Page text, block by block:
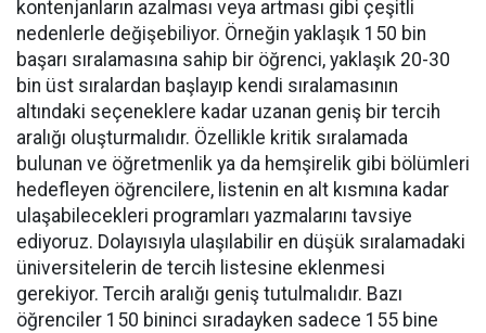
kontenjanların azalması veya artması gibi çeşitli
nedenlerle değişebiliyor. Örneğin yaklaşık 150 bin
başarı sıralamasına sahip bir öğrenci, yaklaşık 20-30
bin üst sıralardan başlayıp kendi sıralamasının
altındaki seçeneklere kadar uzanan geniş bir tercih
aralığı oluşturmalıdır. Özellikle kritik sıralamada
bulunan ve öğretmenlik ya da hemşirelik gibi bölümleri
hedefleyen öğrencilere, listenin en alt kısmına kadar
ulaşabilecekleri programları yazmalarını tavsiye
ediyoruz. Dolayısıyla ulaşılabilir en düşük sıralamadaki
üniversitelerin de tercih listesine eklenmesi
gerekiyor. Tercih aralığı geniş tutulmalıdır. Bazı
öğrenciler 150 bininci sıradayken sadece 155 bine